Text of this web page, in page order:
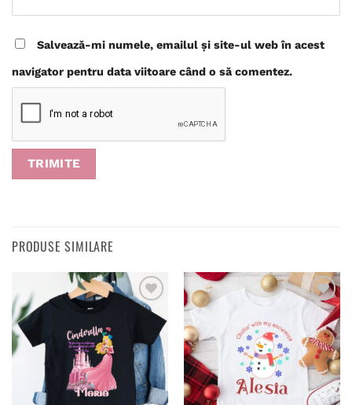
Salvează-mi numele, emailul și site-ul web în acest
navigator pentru data viitoare când o să comentez.
PRODUSE SIMILARE
Adaugă
wishlist
Adaugă
wishlist